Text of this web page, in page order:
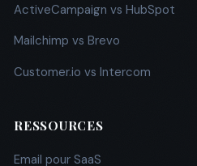
ActiveCampaign vs HubSpot
Mailchimp vs Brevo
Customer.io vs Intercom
RESSOURCES
Email pour SaaS